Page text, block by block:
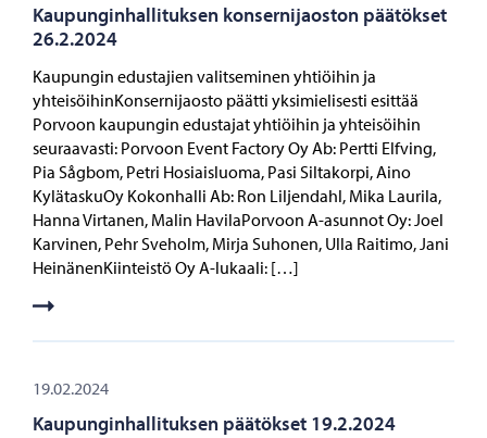
Kaupunginhallituksen konsernijaoston päätökset
26.2.2024
Kaupungin edustajien valitseminen yhtiöihin ja
yhteisöihinKonsernijaosto päätti yksimielisesti esittää
Porvoon kaupungin edustajat yhtiöihin ja yhteisöihin
seuraavasti: Porvoon Event Factory Oy Ab: Pertti Elfving,
Pia Sågbom, Petri Hosiaisluoma, Pasi Siltakorpi, Aino
KylätaskuOy Kokonhalli Ab: Ron Liljendahl, Mika Laurila,
Hanna Virtanen, Malin HavilaPorvoon A-asunnot Oy: Joel
Karvinen, Pehr Sveholm, Mirja Suhonen, Ulla Raitimo, Jani
HeinänenKiinteistö Oy A-lukaali: […]
19.02.2024
Kaupunginhallituksen päätökset 19.2.2024